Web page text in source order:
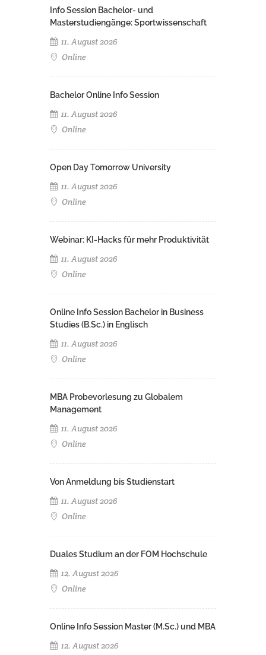
Info Session Bachelor- und
Masterstudiengänge: Sportwissenschaft
11. August 2026
Online
Bachelor Online Info Session
11. August 2026
Online
Open Day Tomorrow University
11. August 2026
Online
Webinar: KI-Hacks für mehr Produktivität
11. August 2026
Online
Online Info Session Bachelor in Business
Studies (B.Sc.) in Englisch
11. August 2026
Online
MBA Probevorlesung zu Globalem
Management
11. August 2026
Online
Von Anmeldung bis Studienstart
11. August 2026
Online
Duales Studium an der FOM Hochschule
12. August 2026
Online
Online Info Session Master (M.Sc.) und MBA
12. August 2026